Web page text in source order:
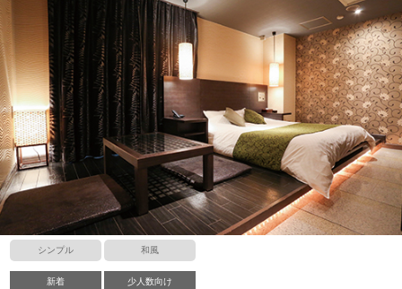
シンプル 和風
新着 少人数向け